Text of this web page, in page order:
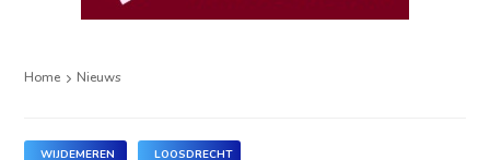
Home Nieuws
WIJDEMEREN LOOSDRECHT